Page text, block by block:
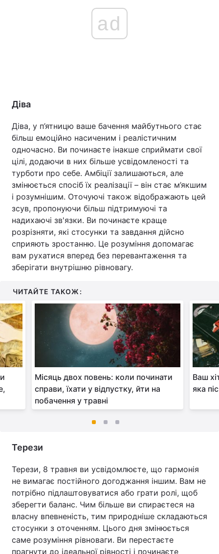
ad
Діва
Діва, у п’ятницю ваше бачення майбутнього стає
більш емоційно насиченим і реалістичним
одночасно. Ви починаєте інакше сприймати свої
цілі, додаючи в них більше усвідомленості та
турботи про себе. Амбіції залишаються, але
змінюється спосіб їх реалізації – він стає м’якшим
і розумнішим. Оточуючі також відображають цей
зсув, пропонуючи більш підтримуючі та
надихаючі зв'язки. Ви починаєте краще
розрізняти, які стосунки та завдання дійсно
сприяють зростанню. Це розуміння допомагає
вам рухатися вперед без перевантаження та
зберігати внутрішню рівновагу.
ЧИТАЙТЕ ТАКОЖ:
Місяць двох повень: коли починати
справи, їхати у відпустку, йти на
побачення у травні
Ваш
яка
Терези
Терези, 8 травня ви усвідомлюєте, що гармонія
не вимагає постійного догоджання іншим. Вам не
потрібно підлаштовуватися або грати ролі, щоб
зберегти баланс. Чим більше ви спираєтеся на
власну впевненість, тим природніше складаються
стосунки з оточенням. Цього дня змінюється
саме розуміння рівноваги. Ви перестаєте
прагнути до ідеальної рівності і починаєте